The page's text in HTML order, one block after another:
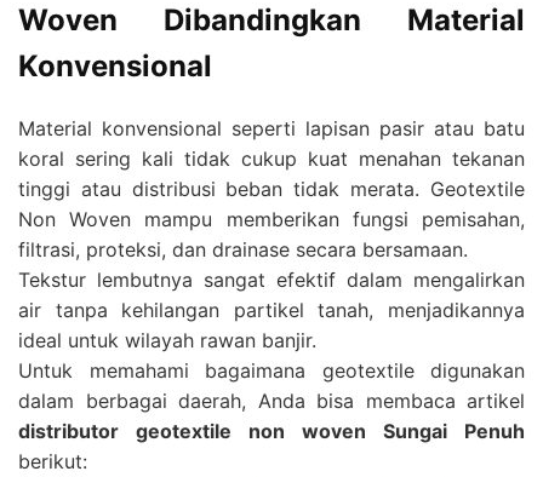
Woven Dibandingkan Material
Konvensional
Material konvensional seperti lapisan pasir atau batu
koral sering kali tidak cukup kuat menahan tekanan
tinggi atau distribusi beban tidak merata. Geotextile
Non Woven mampu memberikan fungsi pemisahan,
filtrasi, proteksi, dan drainase secara bersamaan.
Tekstur lembutnya sangat efektif dalam mengalirkan
air tanpa kehilangan partikel tanah, menjadikannya
ideal untuk wilayah rawan banjir.
Untuk memahami bagaimana geotextile digunakan
dalam berbagai daerah, Anda bisa membaca artikel
distributor geotextile non woven Sungai Penuh
berikut: